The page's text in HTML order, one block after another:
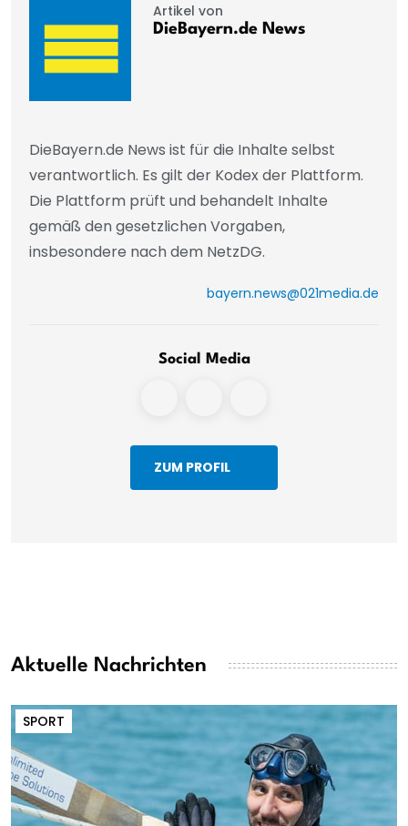
Artikel von
DieBayern.de News
DieBayern.de News ist für die Inhalte selbst
verantwortlich. Es gilt der Kodex der Plattform.
Die Plattform prüft und behandelt Inhalte
gemäß den gesetzlichen Vorgaben,
insbesondere nach dem NetzDG.
bayern.news@021media.de
Social Media
ZUM PROFIL
Aktuelle Nachrichten
SPORT